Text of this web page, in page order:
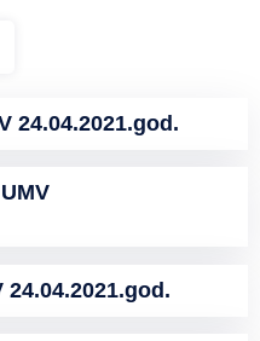
24.04.2021.god.
24.04.2021.god.